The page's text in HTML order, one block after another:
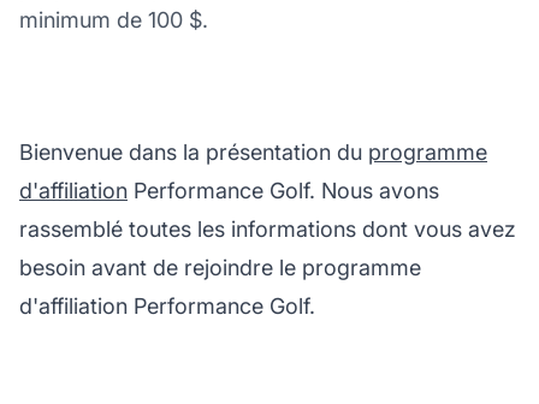
minimum de 100 $.
Bienvenue dans la présentation du programme
d'affiliation Performance Golf. Nous avons
rassemblé toutes les informations dont vous avez
besoin avant de rejoindre le programme
d'affiliation Performance Golf.